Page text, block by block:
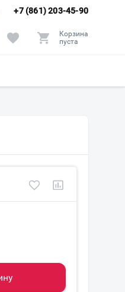
+7 (861) 203-45-90
Корзина
пуста